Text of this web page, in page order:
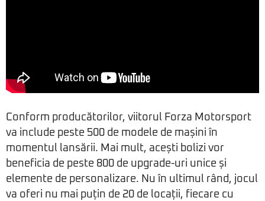
Conform producătorilor, viitorul Forza Motorsport
va include peste 500 de modele de mașini în
momentul lansării. Mai mult, acești bolizi vor
beneficia de peste 800 de upgrade-uri unice și
elemente de personalizare. Nu în ultimul rând, jocul
va oferi nu mai puțin de 20 de locații, fiecare cu